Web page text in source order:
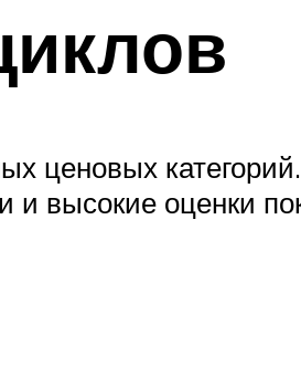
ценовых
высокие оценки